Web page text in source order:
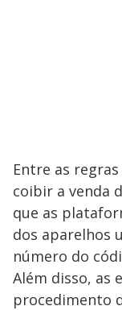
Entre as
coibir a venda
que as
dos aparelhos
número do
Além disso, as
procedimento